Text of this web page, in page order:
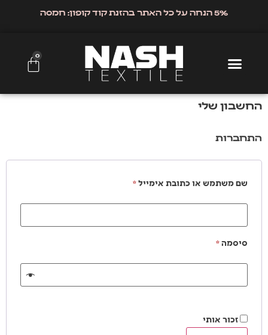
5% הנחה על כל האתר בהזנת קוד קופון: חמסה
0
החשבון שלי
התחברות
שם משתמש או כתובת אימייל*
סיסמה*
זכור אותי